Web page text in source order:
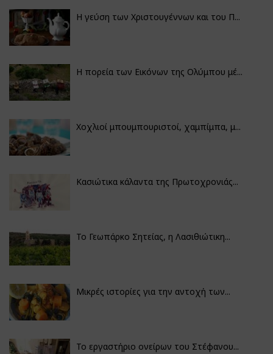
Η γεύση των Χριστουγέννων και του Π...
Η πορεία των Εικόνων της Ολύμπου μέ...
Χοχλιοί μπουμπουριστοί, χαμπίμπα, μ...
Κασιώτικα κάλαντα της Πρωτοχρονιάς...
Το Γεωπάρκο Σητείας, η Λασιθιώτικη...
Μικρές ιστορίες για την αντοχή των...
Το εργαστήριο ονείρων του Στέφανου...